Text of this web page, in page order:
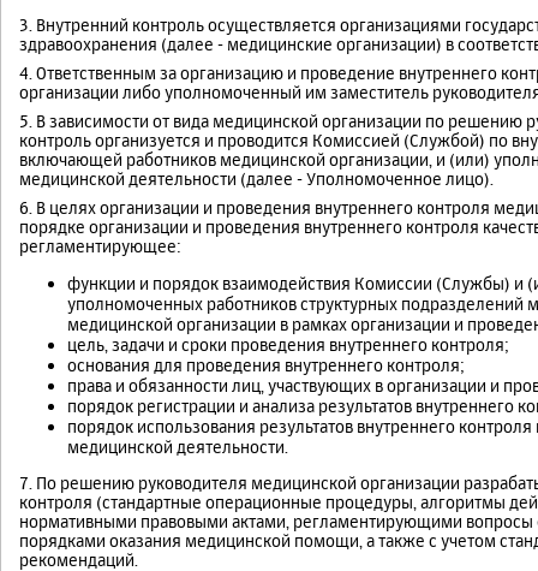
3. Внутренний контроль осуществляется организациями
здравоохранения (далее - медицинские организации) в
4. Ответственным за организацию и проведение внутреннего
организации либо уполномоченный им заместитель
5. В зависимости от вида медицинской организации по решению
контроль организуется и проводится Комиссией (Службой) по
включающей работников медицинской организации, и (или)
медицинской деятельности (далее - Уполномоченное лицо).
6. В целях организации и проведения внутреннего контроля
порядке организации и проведения внутреннего контроля
регламентирующее:
функции и порядок взаимодействия Комиссии (Службы) и
уполномоченных работников структурных подразделений
медицинской организации в рамках организации и
цель, задачи и сроки проведения внутреннего контроля;
основания для проведения внутреннего контроля;
права и обязанности лиц, участвующих в организации и
порядок регистрации и анализа результатов внутреннего
порядок использования результатов внутреннего
медицинской деятельности.
7. По решению руководителя медицинской организации
контроля (стандартные операционные процедуры, алгоритмы
нормативными правовыми актами, регламентирующими вопросы
порядками оказания медицинской помощи, а также с учетом
рекомендаций.